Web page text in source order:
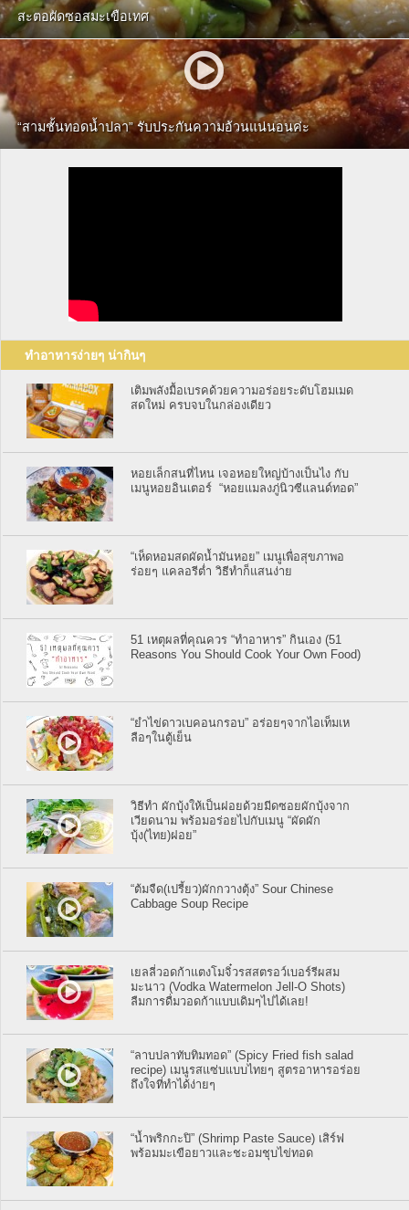
สะตอผัดซอสมะเขือเทศ
“สามชั้นทอดน้ำปลา” รับประกันความอ้วนแน่นอนค่ะ
ทำอาหารง่ายๆ น่ากินๆ
เติมพลังมื้อเบรคด้วยความอร่อยระดับโฮมเมด
สดใหม่ ครบจบในกล่องเดียว
หอยเล็กสนที่ไหน เจอหอยใหญ่บ้างเป็นไง กับ
เมนูหอยอินเตอร์ “หอยแมลงภู่นิวซีแลนด์ทอด”
“เห็ดหอมสดผัดน้ำมันหอย” เมนูเพื่อสุขภาพอ
ร่อยๆ แคลอรีต่ำ วิธีทำก็แสนง่าย
51 เหตุผลที่คุณควร “ทำอาหาร” กินเอง (51
Reasons You Should Cook Your Own Food)
“ยำไข่ดาวเบคอนกรอบ” อร่อยๆจากไอเท็มเห
ลือๆในตู้เย็น
วิธีทำ ผักบุ้งให้เป็นฝอยด้วยมีดซอยผักบุ้งจาก
เวียดนาม พร้อมอร่อยไปกับเมนู “ผัดผัก
บุ้ง(ไทย)ฝอย”
“ต้มจืด(เปรี้ยว)ผักกวางตุ้ง” Sour Chinese
Cabbage Soup Recipe
เยลลี่วอดก้าแตงโมจิ๋วรสสตรอว์เบอร์รีผสม
มะนาว (Vodka Watermelon Jell-O Shots)
ลืมการดื่มวอดก้าแบบเดิมๆไปได้เลย!
“ลาบปลาทับทิมทอด” (Spicy Fried fish salad
recipe) เมนูรสแซ่บแบบไทยๆ สูตรอาหารอร่อย
ถึงใจที่ทำได้ง่ายๆ
“น้ำพริกกะปิ” (Shrimp Paste Sauce) เสิร์ฟ
พร้อมมะเขือยาวและชะอมชุบไข่ทอด